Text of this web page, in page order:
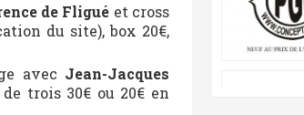
de Fligué et cross
du site), box 20€,
avec Jean-Jacques
trois 30€ ou 20€ en